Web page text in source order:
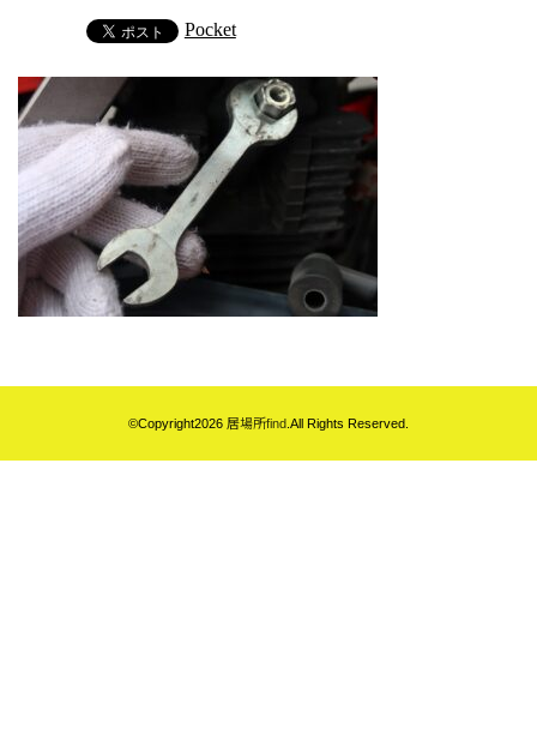
Pocket
©Copyright2026 居場所find.All Rights Reserved.